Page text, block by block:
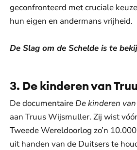
geconfronteerd met cruciale
hun eigen en andermans vrijheid.
De Slag om de Schelde is te
3. De kinderen van
De documentaire De kinderen
aan Truus Wijsmuller. Zij wist
Tweede Wereldoorlog zo’n
uit handen van de Duitsers te